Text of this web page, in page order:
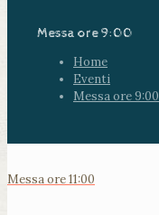
Messa ore 9:00
Home
Eventi
Messa ore 9:00
Messa ore 11:00